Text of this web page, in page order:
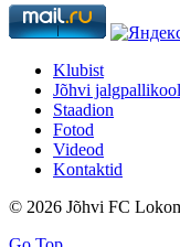
Klubist
Jõhvi jalgpallikool
Staadion
Fotod
Videod
Kontaktid
© 2026 Jõhvi FC